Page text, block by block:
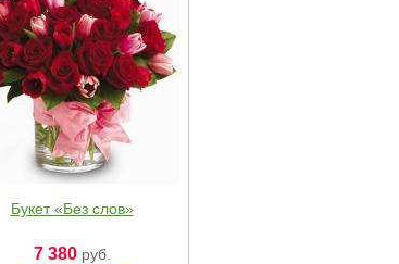
Букет «Без слов»
7 380руб.